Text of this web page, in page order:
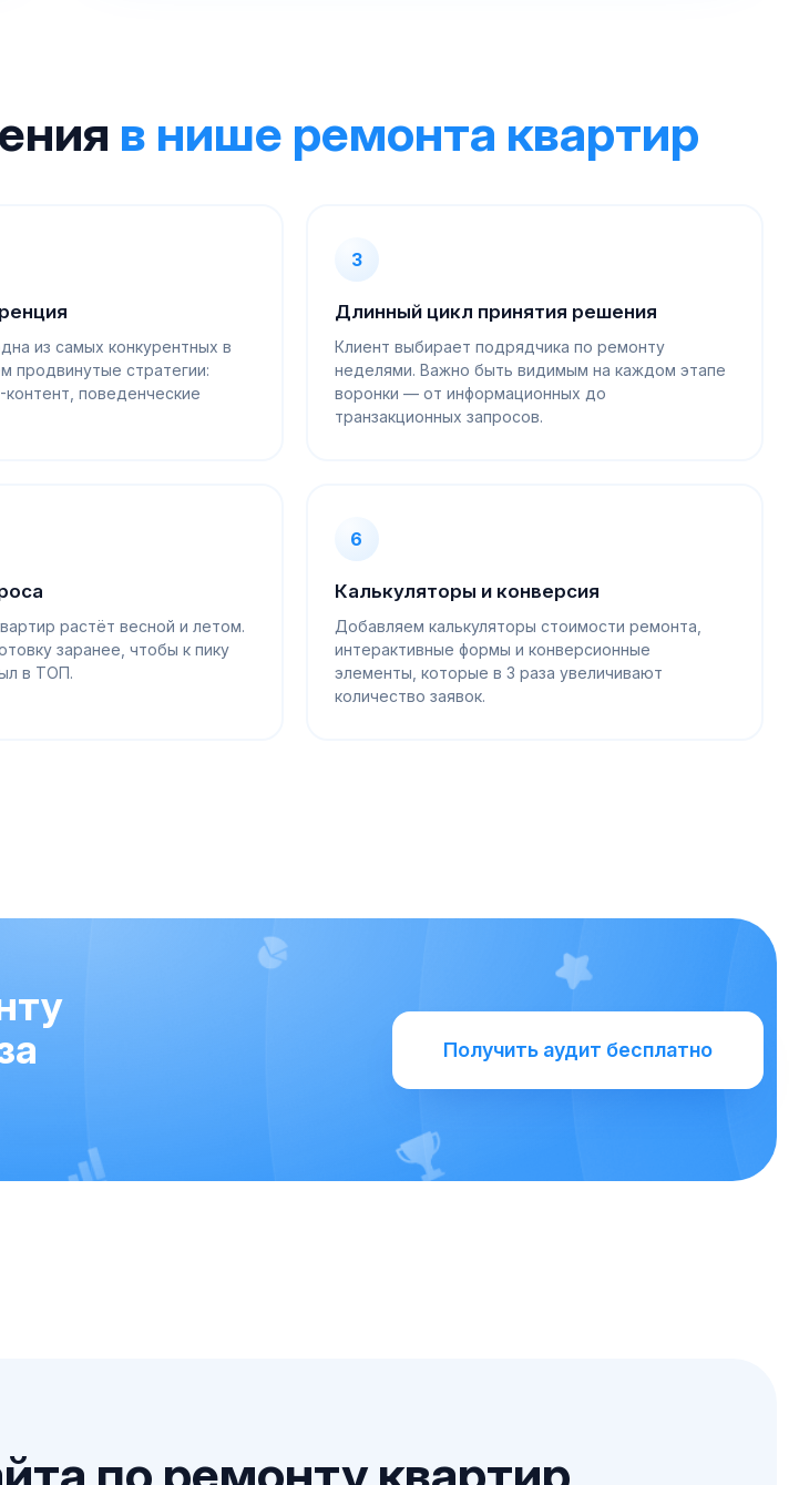
в нише ремонта квартир
из самых конкурентных в
продвинутые стратегии:
контент, поведенческие
3
Длинный цикл принятия решения
Клиент выбирает подрядчика по ремонту
неделями. Важно быть видимым на каждом этапе
воронки — от информационных до
транзакционных запросов.
растёт весной и летом.
заранее, чтобы к пику
в ТОП.
6
Калькуляторы и конверсия
Добавляем калькуляторы стоимости ремонта,
интерактивные формы и конверсионные
элементы, которые в 3 раза увеличивают
количество заявок.
Получить аудит бесплатно